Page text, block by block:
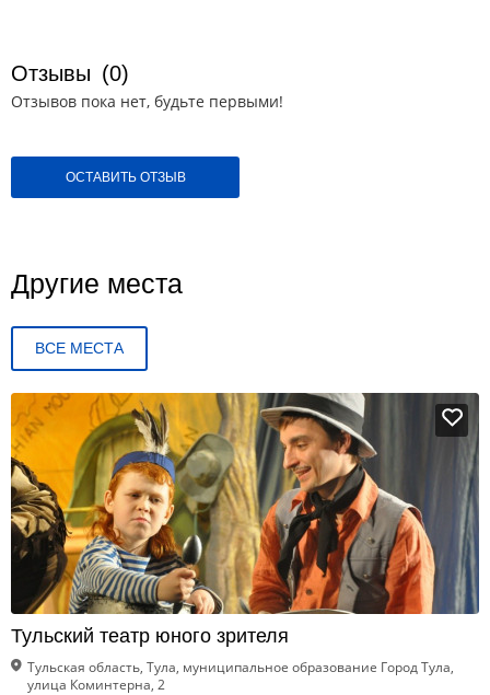
Отзывы (0)
Отзывов пока нет, будьте первыми!
ОСТАВИТЬ ОТЗЫВ
Другие места
ВСЕ МЕСТА
Тульский театр юного зрителя
Тульская область, Тула, муниципальное образование Город Тула,
улица Коминтерна, 2